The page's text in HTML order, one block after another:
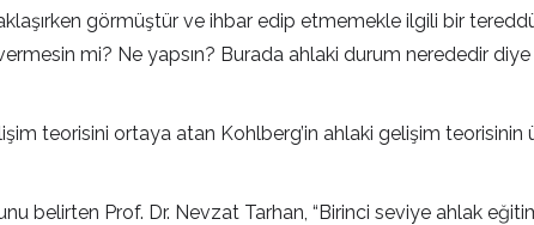
görmüştür ve ihbar edip etmemekle ilgili bir
mi? Ne yapsın? Burada ahlaki durum nerededir
teorisini ortaya atan Kohlberg’in ahlaki gelişim teorisinin
belirten Prof. Dr. Nevzat Tarhan, “Birinci seviye ahlak